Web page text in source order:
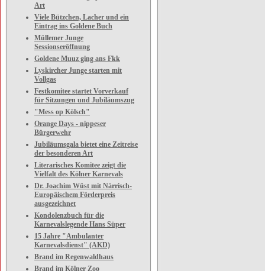
Art
Viele Bützchen, Lacher und ein
Eintrag ins Goldene Buch
Müllemer Junge
Sessionseröffnung
Goldene Muuz ging ans Fkk
Lyskircher Junge starten mit
Vollgas
Festkomitee startet Vorverkauf
für Sitzungen und Jubiläumszug
"Mess op Kölsch"
Orange Days - nippeser
Bürgerwehr
Jubiläumsgala bietet eine Zeitreise
der besonderen Art
Literarisches Komitee zeigt die
Vielfalt des Kölner Karnevals
Dr. Joachim Wüst mit Närrisch-
Europäischem Förderpreis
ausgezeichnet
Kondolenzbuch für die
Karnevalslegende Hans Süper
15 Jahre "Ambulanter
Karnevalsdienst" (AKD)
Brand im Regenwaldhaus
Brand im Kölner Zoo